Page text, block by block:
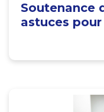
Soutenance
astuces